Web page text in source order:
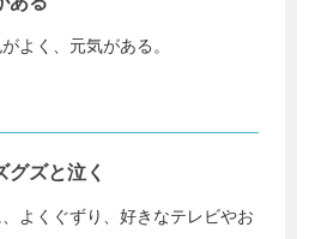
よく、元気がある。
ズと泣く
よくぐずり、好きなテレビやお